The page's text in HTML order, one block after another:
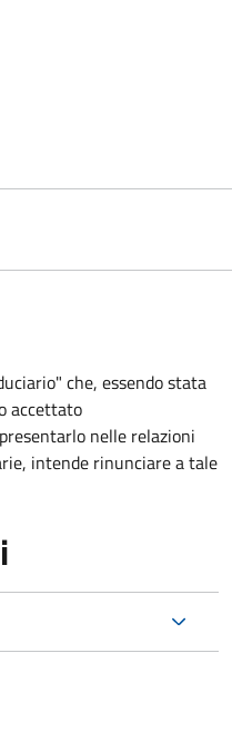
che, essendo stata
accettato
nelle relazioni
intende rinunciare a tale